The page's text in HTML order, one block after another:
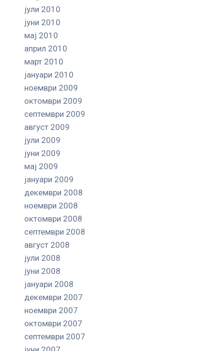
јули 2010
јуни 2010
мај 2010
април 2010
март 2010
јануари 2010
ноември 2009
октомври 2009
септември 2009
август 2009
јули 2009
јуни 2009
мај 2009
јануари 2009
декември 2008
ноември 2008
октомври 2008
септември 2008
август 2008
јули 2008
јуни 2008
јануари 2008
декември 2007
ноември 2007
октомври 2007
септември 2007